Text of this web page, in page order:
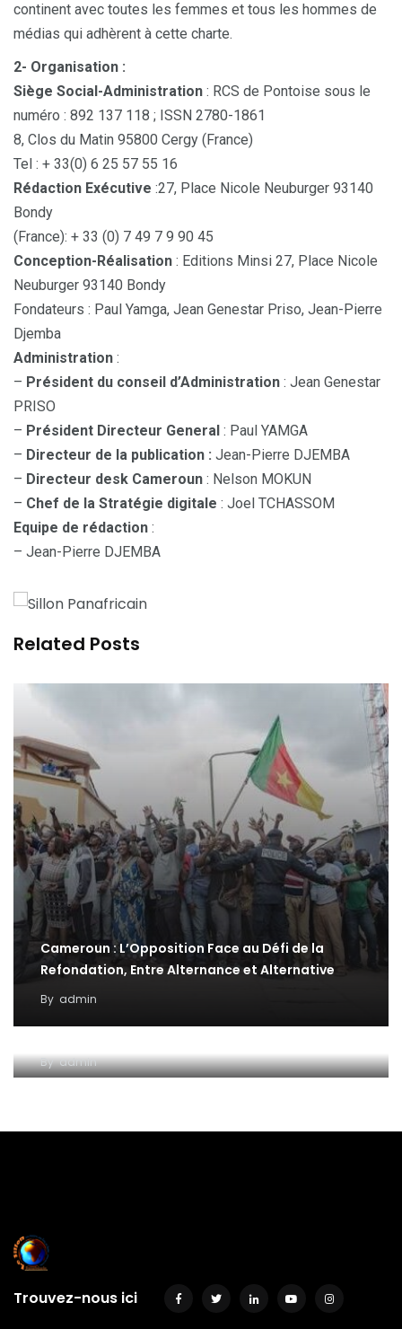
continent avec toutes les femmes et tous les hommes de
médias qui adhèrent à cette charte.
2- Organisation :
Siège Social-Administration : RCS de Pontoise sous le
numéro : 892 137 118 ; ISSN 2780-1861
8, Clos du Matin 95800 Cergy (France)
Tel : + 33(0) 6 25 57 55 16
Rédaction Exécutive :27, Place Nicole Neuburger 93140
Bondy
(France): + 33 (0) 7 49 7 9 90 45
Conception-Réalisation : Editions Minsi 27, Place Nicole
Neuburger 93140 Bondy
Fondateurs : Paul Yamga, Jean Genestar Priso, Jean-Pierre
Djemba
Administration :
– Président du conseil d’Administration : Jean Genestar
PRISO
– Président Directeur General : Paul YAMGA
– Directeur de la publication : Jean-Pierre DJEMBA
– Directeur desk Cameroun : Nelson MOKUN
– Chef de la Stratégie digitale : Joel TCHASSOM
Equipe de rédaction :
– Jean-Pierre DJEMBA
Related Posts
Cameroun : L’Opposition Face au Défi de la
Refondation, Entre Alternance et Alternative
By admin
Bien poser un problème, c’est déjà commencer à
le résoudre…
Byadmin
Trouvez-nous ici